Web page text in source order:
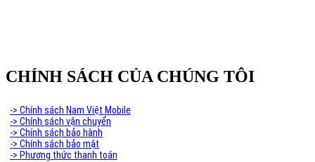
CHÍNH SÁCH CỦA CHÚNG TÔI
-> Chính sách Nam Việt Mobile
-> Chính sách vận chuyển
-> Chính sách bảo hành
-> Chính sách bảo mật
-> Phương thức thanh toán